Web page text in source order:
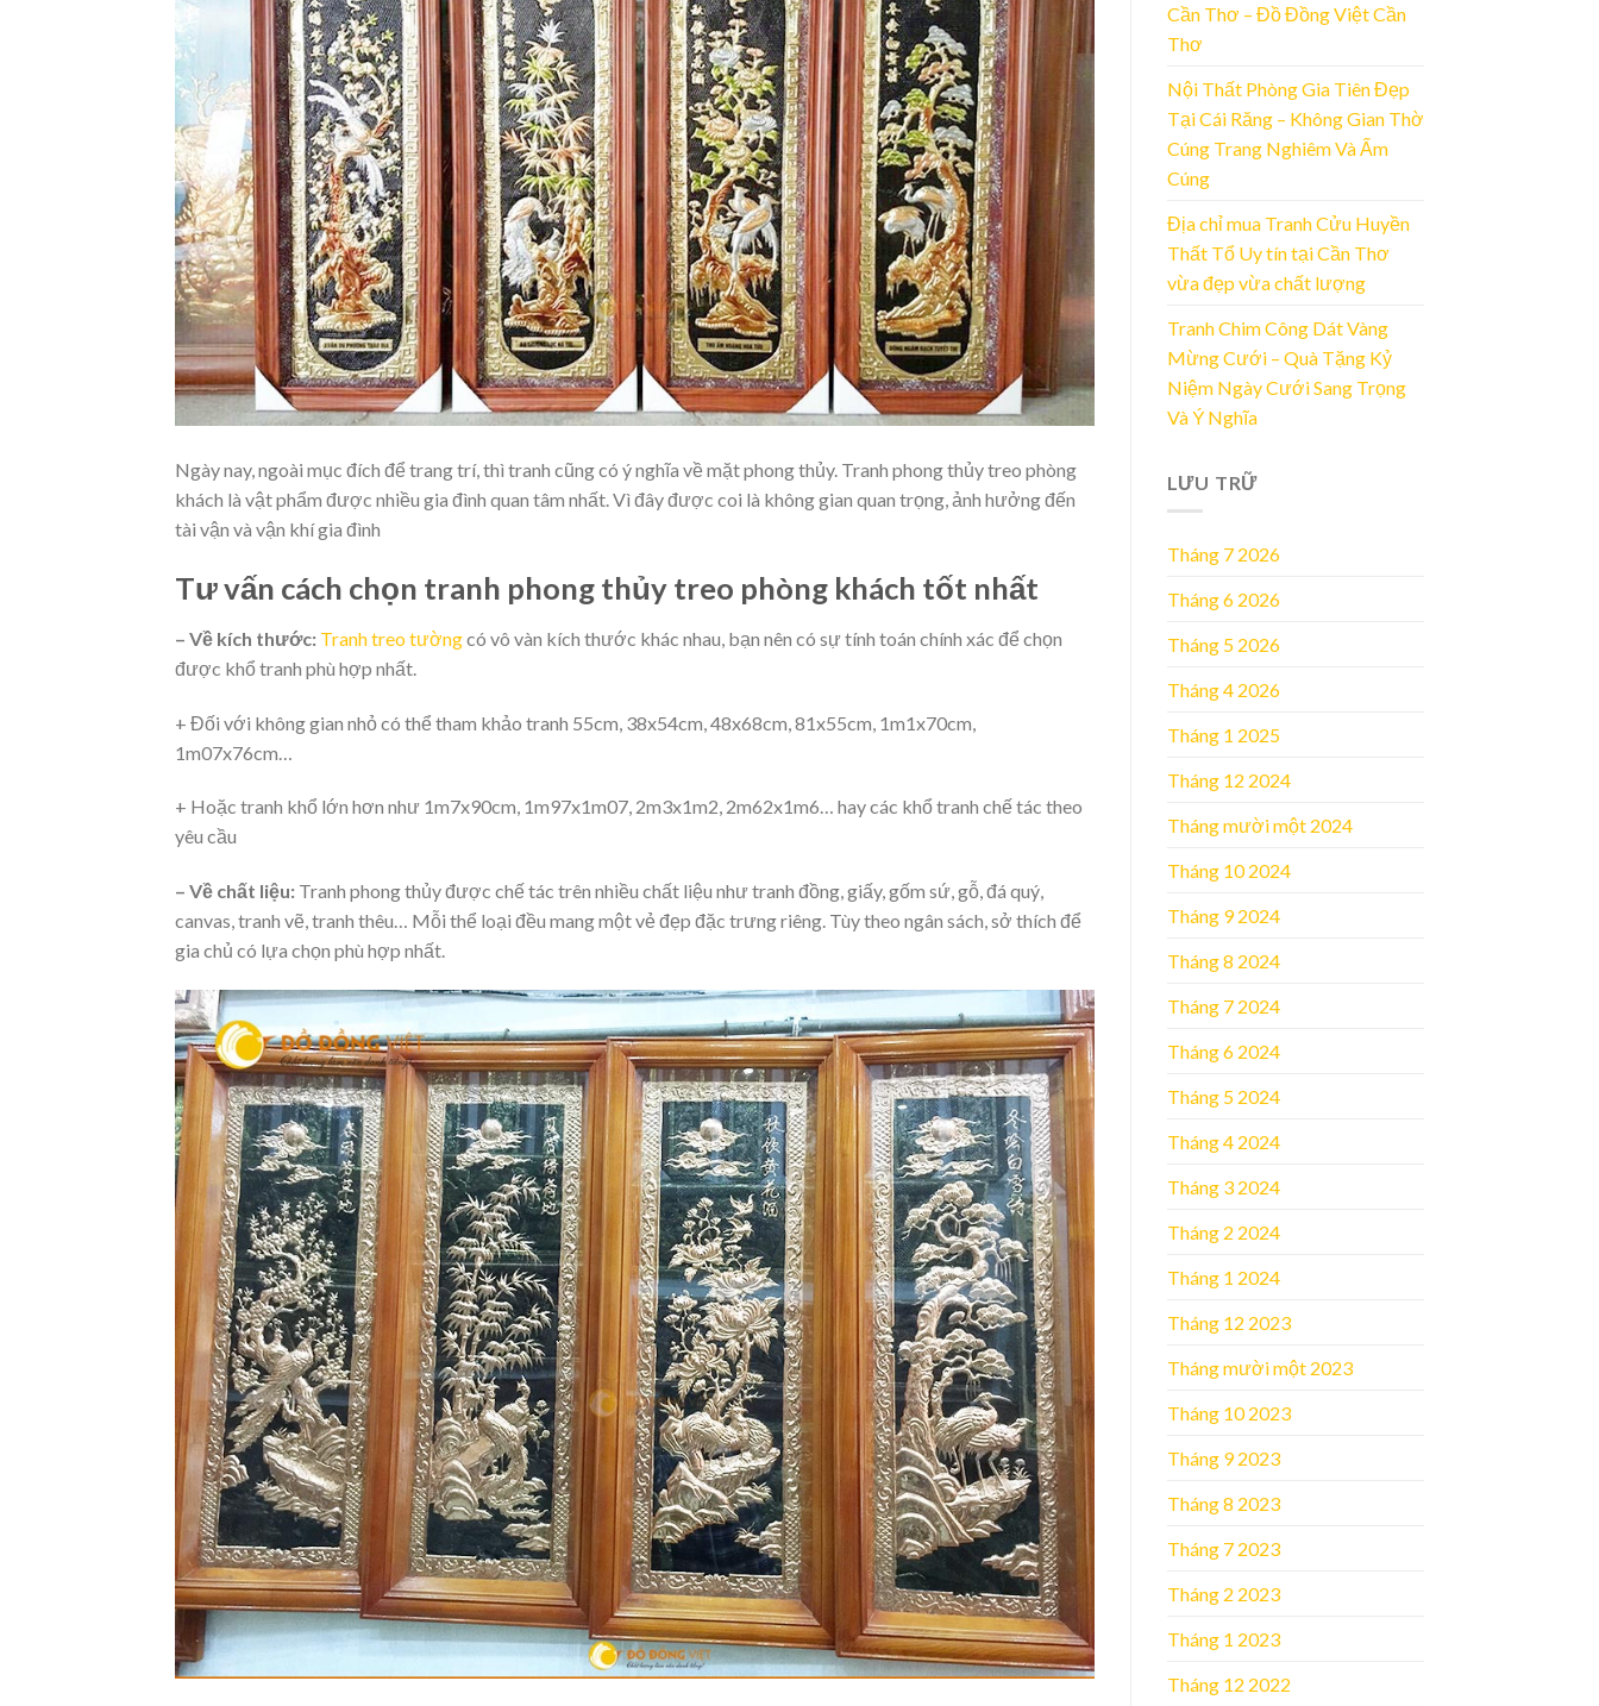
Ngày nay, ngoài mục đích để trang trí, thì tranh cũng có ý nghĩa về mặt phong thủy. Tranh phong thủy treo phòng
khách là vật phẩm được nhiều gia đình quan tâm nhất. Vì đây được coi là không gian quan trọng, ảnh hưởng đến
tài vận và vận khí gia đình
Tư vấn cách chọn tranh phong thủy treo phòng khách tốt nhất
– Về kích thước: Tranh treo tườngcó vô vàn kích thước khác nhau, bạn nên có sự tính toán chính xác để chọn
được khổ tranh phù hợp nhất.
+ Đối với không gian nhỏ có thể tham khảo tranh 55cm, 38x54cm, 48x68cm, 81x55cm, 1m1x70cm,
1m07x76cm…
+ Hoặc tranh khổ lớn hơn như 1m7x90cm, 1m97x1m07, 2m3x1m2, 2m62x1m6… hay các khổ tranh chế tác theo
yêu cầu
– Về chất liệu: Tranh phong thủy được chế tác trên nhiều chất liệu như tranh đồng, giấy, gốm sứ, gỗ, đá quý,
canvas, tranh vẽ, tranh thêu… Mỗi thể loại đều mang một vẻ đẹp đặc trưng riêng. Tùy theo ngân sách, sở thích để
gia chủ có lựa chọn phù hợp nhất.
Cần Thơ – Đồ Đồng Việt Cần
Thơ
Nội Thất Phòng Gia Tiên Đẹp
Tại Cái Răng – Không Gian Thờ
Cúng Trang Nghiêm Và Ấm
Cúng
Địa chỉ mua Tranh Cửu Huyền
Thất Tổ Uy tín tại Cần Thơ
vừa đẹp vừa chất lượng
Tranh Chim Công Dát Vàng
Mừng Cưới – Quà Tặng Kỷ
Niệm Ngày Cưới Sang Trọng
Và Ý Nghĩa
LƯU TRỮ
Tháng 7 2026
Tháng 6 2026
Tháng 5 2026
Tháng 4 2026
Tháng 1 2025
Tháng 12 2024
Tháng mười một 2024
Tháng 10 2024
Tháng 9 2024
Tháng 8 2024
Tháng 7 2024
Tháng 6 2024
Tháng 5 2024
Tháng 4 2024
Tháng 3 2024
Tháng 2 2024
Tháng 1 2024
Tháng 12 2023
Tháng mười một 2023
Tháng 10 2023
Tháng 9 2023
Tháng 8 2023
Tháng 7 2023
Tháng 2 2023
Tháng 1 2023
Tháng 12 2022